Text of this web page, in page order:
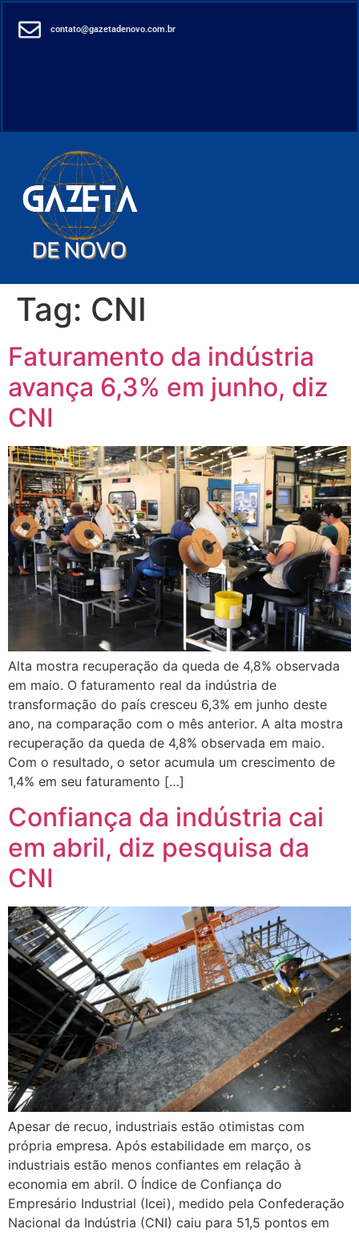
contato@gazetadenovo.com.br
Tag: CNI
Faturamento da indústria
avança 6,3% em junho, diz
CNI
Alta mostra recuperação da queda de 4,8% observada
em maio. O faturamento real da indústria de
transformação do país cresceu 6,3% em junho deste
ano, na comparação com o mês anterior. A alta mostra
recuperação da queda de 4,8% observada em maio.
Com o resultado, o setor acumula um crescimento de
1,4% em seu faturamento […]
Confiança da indústria cai
em abril, diz pesquisa da
CNI
Apesar de recuo, industriais estão otimistas com
própria empresa. Após estabilidade em março, os
industriais estão menos confiantes em relação à
economia em abril. O Índice de Confiança do
Empresário Industrial (Icei), medido pela Confederação
Nacional da Indústria (CNI) caiu para 51,5 pontos em